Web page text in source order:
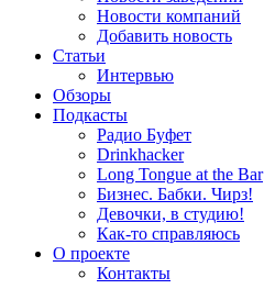
Новости компаний
Добавить новость
Статьи
Интервью
Обзоры
Подкасты
Радио Буфет
Drinkhacker
Long Tongue at the Bar
Бизнес. Бабки. Чирз!
Девочки, в студию!
Как-то справляюсь
О проекте
Контакты